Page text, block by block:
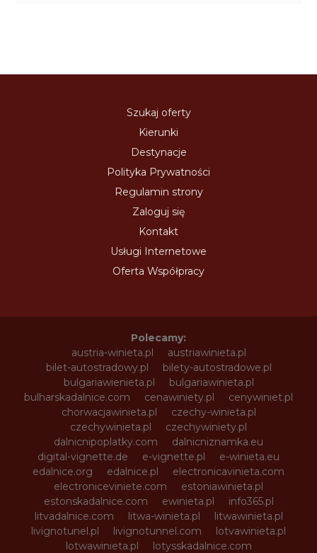
Szukaj oferty
Kierunki
Destynacje
Polityka Prywatności
Regulamin strony
Zaloguj się
Kontakt
Usługi Internetowe
Oferta Współpracy
Polecamy:
austria-winieta.pl
austriawinieta.pl
bilet-autostradowy.pl
bilety-autostradowe.pl
bulgariawienieta.pl
bulgariawinieta.pl
bulharskadalnice.com
cenawiniety.pl
cenywiniet.pl
chorwacjawinieta.pl
czechy-winieta.pl
czechywinieta.pl
czechywiniety.pl
dalnicnipoplatky.com
dalnicniznamka.eu
digital-vignette.de
e-vignette.pl
e-winieta.eu
edalnice.org
edalnice.pl
electronicavinieta.com
electroniceviniete.com
estoniawinieta.pl
estonskadalnice.com
ewinieta.pl
info365.pl
litvadalnice.com
litwa-winieta.pl
litwawinieta.pl
livignotunel.pl
livignotunnel.com
lotvawinieta.pl
lotwawinieta.pl
lotysskadalnice.com